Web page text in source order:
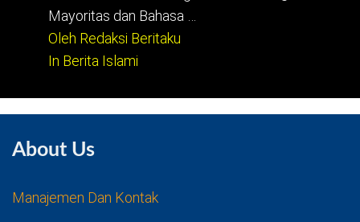
Mayoritas dan Bahasa …
Oleh Redaksi Beritaku
In Berita Islami
About Us
Manajemen Dan Kontak